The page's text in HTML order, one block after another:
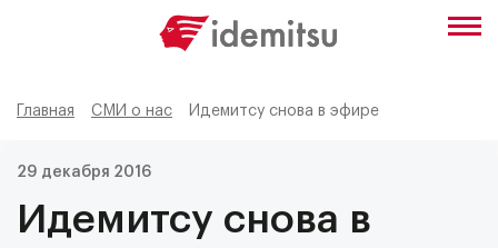
Главная СМИ о нас Идемитсу снова в эфире
29 декабря 2016
Идемитсу снова в